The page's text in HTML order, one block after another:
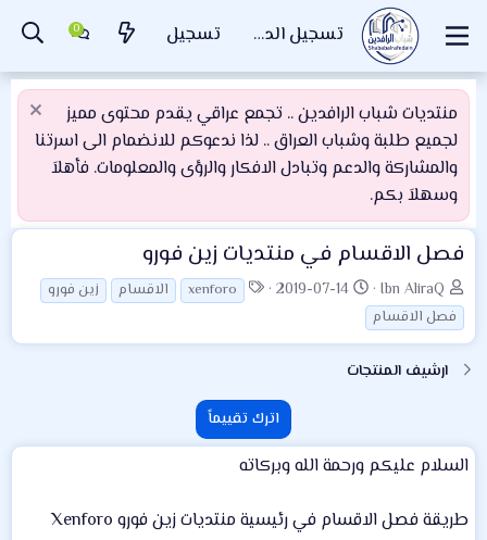
تسجيل الدخول تسجيل
منتديات شباب الرافدين .. تجمع عراقي يقدم محتوى مميز
لجميع طلبة وشباب العراق .. لذا ندعوكم للانضمام الى اسرتنا
والمشاركة والدعم وتبادل الافكار والرؤى والمعلومات. فأهلاَ
وسهلاَ بكم.
فصل الاقسام في منتديات زين فورو
ا
ل
ك
ا
ت
Ibn AliraQ
ت
ي
إ
ا
2019-07-14
ا
م
xenforo الاقسام
زين فورو
فصل الاقسام
ارشيف المنتجات
اترك تقييماً
السلام عليكم ورحمة الله وبركاته
طريقة فصل الاقسام في رئيسية منتديات زين فورو Xenforo